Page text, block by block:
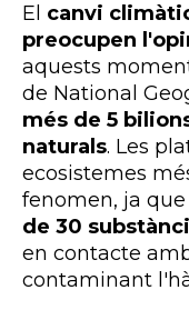
El canvi
preocupen
aquests
de National
més de 5
naturals. Les
ecosistemes
fenomen, ja que
de 30
en contacte
contaminant